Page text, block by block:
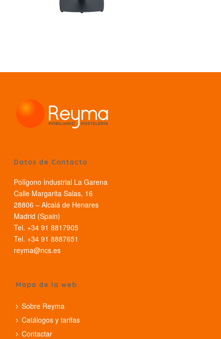
Datos de Contacto
Polígono Industrial La Garena
Calle Margarita Salas, 16
28806 – Alcalá de Henares
Madrid (Spain)
Tel. +34 91 8817905
Tel. +34 91 8887651
reyma@ncs.es
Mapa de la web
Sobre Reyma
Catálogos y tarifas
Contactar